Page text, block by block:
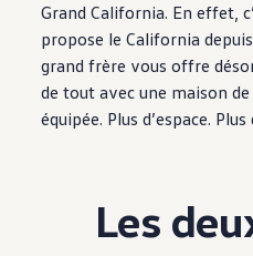
Grand California. En effet,
propose le California
grand frère vous offre
de tout avec une maison
équipée. Plus d’espace.
Les